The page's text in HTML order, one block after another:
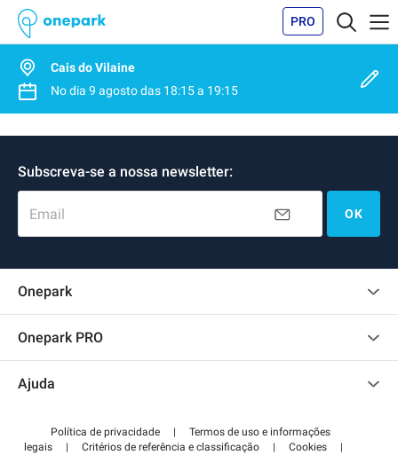
PRO
Cais do Vilaine
No dia 9 agostodas 18:15a 19:15
Subscreva-se a nossa newsletter:
Email OK
Onepark
Onepark PRO
Torne-se um membro
Ajuda
Centro de apoio
Política de privacidade |
Termos de uso e informações
legais
| Critérios de referência e classificação | Cookies
|